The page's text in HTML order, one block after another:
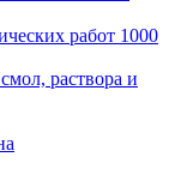
работ 1000
раствора и